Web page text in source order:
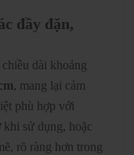
đầy đặn,
dài khoảng
, mang lại cảm
phù hợp với
sử dụng, hoặc
rõ ràng hơn trong